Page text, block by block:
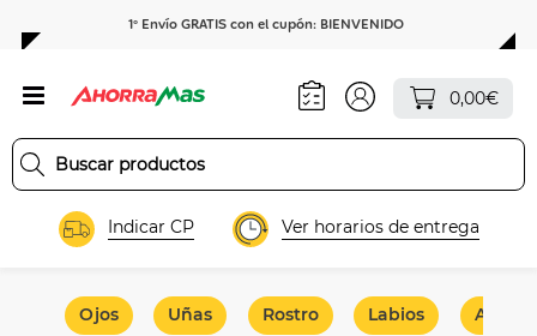
1º Envío GRATIS con el cupón: BIENVENIDO
0,00€
Indicar CP Ver horarios de entrega
Ojos Uñas Rostro Labios